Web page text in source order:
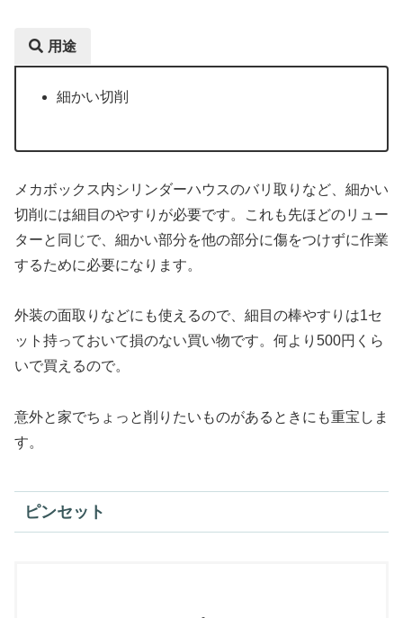
用途
細かい切削
メカボックス内シリンダーハウスのバリ取りなど、細かい
切削には細目のやすりが必要です。これも先ほどのリュー
ターと同じで、細かい部分を他の部分に傷をつけずに作業
するために必要になります。
外装の面取りなどにも使えるので、細目の棒やすりは1セ
ット持っておいて損のない買い物です。何より500円くら
いで買えるので。
意外と家でちょっと削りたいものがあるときにも重宝しま
す。
ピンセット